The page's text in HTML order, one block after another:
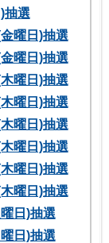
抽選
曜日)抽選
曜日)抽選
曜日)抽選
曜日)抽選
曜日)抽選
曜日)抽選
曜日)抽選
曜日)抽選
日)抽選
日)抽選